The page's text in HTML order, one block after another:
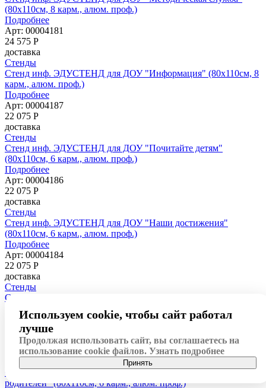
(80х110см, 8 карм., алюм. проф.)
Подробнее
Арт: 00004181
24 575 Р
доставка
Стенды
Стенд инф. ЭДУСТЕНД для ДОУ "Информация" (80х110см, 8
карм., алюм. проф.)
Подробнее
Арт: 00004187
22 075 Р
доставка
Стенды
Стенд инф. ЭДУСТЕНД для ДОУ "Почитайте детям"
(80х110см, 6 карм., алюм. проф.)
Подробнее
Арт: 00004186
22 075 Р
доставка
Стенды
Стенд инф. ЭДУСТЕНД для ДОУ "Наши достижения"
(80х110см, 6 карм., алюм. проф.)
Подробнее
Арт: 00004184
22 075 Р
доставка
Стенды
Стенд инф. ЭДУСТЕНД для ДОУ "Наша группа" (80х110см, 6
Подробнее
Арт: 00004180
22 075Р
доставка
Стенды
Стенд инф. ЭДУСТЕНД для ДОУ "Информация для
родителей" (80х110см, 6 карм., алюм. проф.)
Используем cookie, чтобы сайт работал
лучше
Продолжая использовать сайт, вы соглашаетесь на
использование cookie файлов. Узнать подробнее
Принять